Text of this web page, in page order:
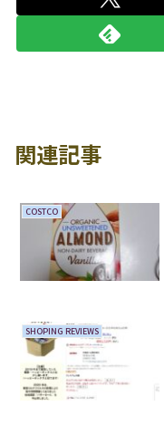
関連記事
COSTCO
SHOPING REVIEWS